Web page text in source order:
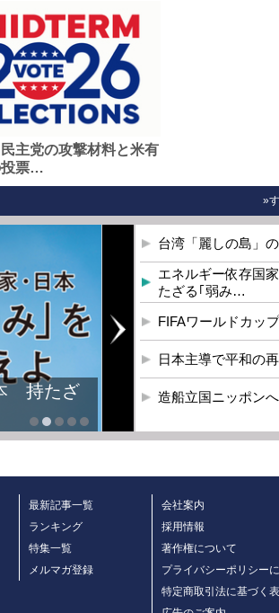
主党の攻撃材料と米有
投票…
»
持たざ
台湾「麗しの島」
エネルギー依存国
たざる｢弱み…
FIFAワールドカッ
日本主導で平和の
造船立国ニッポンへ
最新記事一覧
ランキング
特集一覧
メルマガ登録
会社案内
採用情報
著作権について
プライバシーポリシー
特定商取引法に基づく